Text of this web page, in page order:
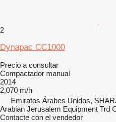
2
Dynapac CC1000
Precio a consultar
Compactador manual
2014
2,070 m/h
Emiratos Árabes Unidos,
Arabian Jerusalem Equipment Trd
Contacte con el vendedor